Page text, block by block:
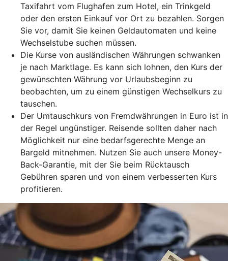
Taxifahrt vom Flughafen zum Hotel, ein Trinkgeld
oder den ersten Einkauf vor Ort zu bezahlen. Sorgen
Sie vor, damit Sie keinen Geldautomaten und keine
Wechselstube suchen müssen.
Die Kurse von ausländischen Währungen schwanken
je nach Marktlage. Es kann sich lohnen, den Kurs der
gewünschten Währung vor Urlaubsbeginn zu
beobachten, um zu einem günstigen Wechselkurs zu
tauschen.
Der Umtauschkurs von Fremdwährungen in Euro ist in
der Regel ungünstiger. Reisende sollten daher nach
Möglichkeit nur eine bedarfsgerechte Menge an
Bargeld mitnehmen. Nutzen Sie auch unsere Money-
Back-Garantie, mit der Sie beim Rücktausch
Gebühren sparen und von einem verbesserten Kurs
profitieren.